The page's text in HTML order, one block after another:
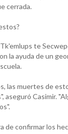
cerrada.
te
la ayuda de un
las muertes de
aseguró Casimir.
de confirmar los